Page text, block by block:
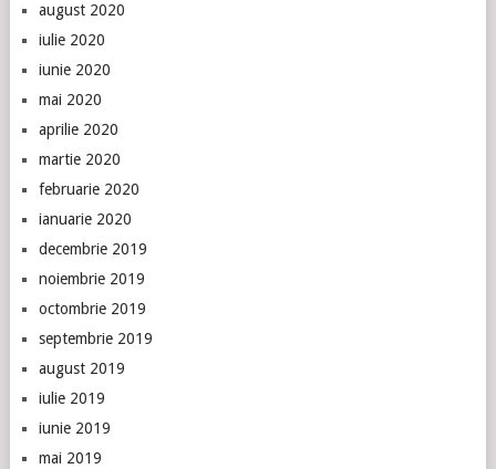
august 2020
iulie 2020
iunie 2020
mai 2020
aprilie 2020
martie 2020
februarie 2020
ianuarie 2020
decembrie 2019
noiembrie 2019
octombrie 2019
septembrie 2019
august 2019
iulie 2019
iunie 2019
mai 2019